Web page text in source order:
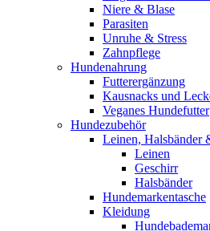
Niere & Blase
Parasiten
Unruhe & Stress
Zahnpflege
Hundenahrung
Futterergänzung
Kausnacks und
Veganes Hundefutter
Hundezubehör
Leinen, Halsbänder
Leinen
Geschirr
Halsbänder
Hundemarkentasche
Kleidung